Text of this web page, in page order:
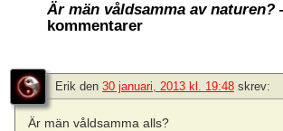
Är män våldsamma av naturen?
kommentarer
Erik den 30 januari, 2013 kl. 19:48 skrev:
Är män våldsamma alls?